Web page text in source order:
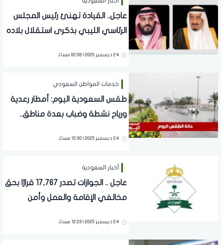
عاجل.. القيادة تهنئ رئيس المجلس
الرئاسي الليبي بذكرى استقلال بلاده
24 ديسمبر 2025 | 02:08 مساءً
خدمات المواطن السعودي
طقس السعودية اليوم: أمطار رعدية
ورياح نشطة وضباب بعدة مناطق..
24 ديسمبر 2025 | 12:30 مساءً
أخبار السعودية
عاجل .. الجوازات تصدر 17,767 قرارًا بحق
مخالفي الإقامة والعمل وأمن
24 ديسمبر 2025 | 12:23 مساءً